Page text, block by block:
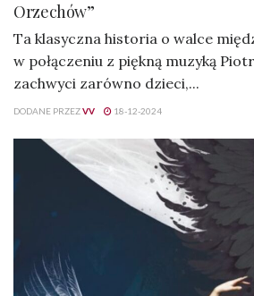
Orzechów”
Ta klasyczna historia o walce
w połączeniu z piękną muzyką
zachwyci zarówno dzieci,...
DODANE PRZEZVV 18-12-2024